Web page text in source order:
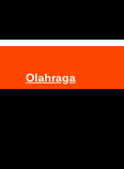
Olahraga